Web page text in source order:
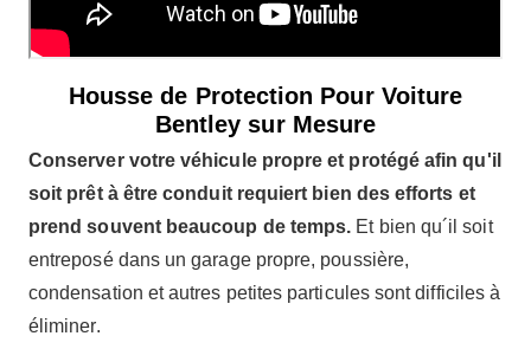
Housse de Protection Pour Voiture
Bentley sur Mesure
Conserver votre véhicule propre et protégé afin qu'il
soit prêt à être conduit requiert bien des efforts et
prend souvent beaucoup de temps. Et bien qu´il soit
entreposé dans un garage propre, poussière,
condensation et autres petites particules sont difficiles à
éliminer.